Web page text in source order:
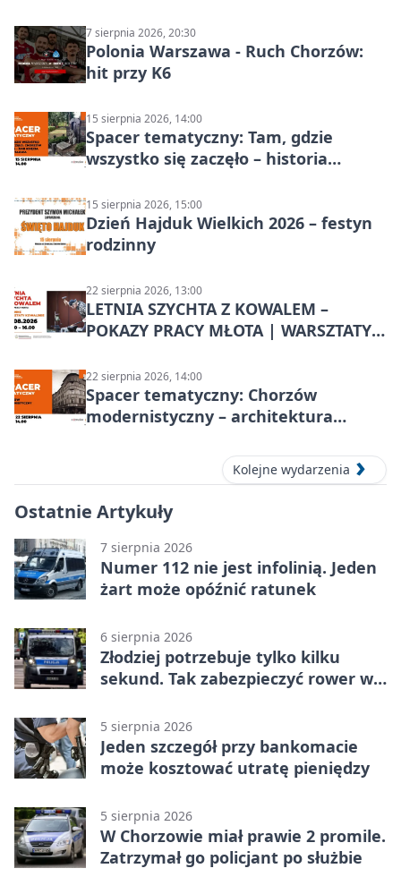
7 sierpnia 2026, 20:30
Polonia Warszawa - Ruch Chorzów:
hit przy K6
15 sierpnia 2026, 14:00
Spacer tematyczny: Tam, gdzie
wszystko się zaczęło – historia
15 sierpnia 2026, 15:00
Dzień Hajduk Wielkich 2026 – festyn
rodzinny
22 sierpnia 2026, 13:00
LETNIA SZYCHTA Z KOWALEM –
POKAZY PRACY MŁOTA | WARSZTATY
22 sierpnia 2026, 14:00
Spacer tematyczny: Chorzów
modernistyczny – architektura
Kolejne wydarzenia
Ostatnie Artykuły
7 sierpnia 2026
Numer 112 nie jest infolinią. Jeden
żart może opóźnić ratunek
6 sierpnia 2026
Złodziej potrzebuje tylko kilku
sekund. Tak zabezpieczyć rower w
5 sierpnia 2026
Jeden szczegół przy bankomacie
może kosztować utratę pieniędzy
5 sierpnia 2026
W Chorzowie miał prawie 2 promile.
Zatrzymał go policjant po służbie